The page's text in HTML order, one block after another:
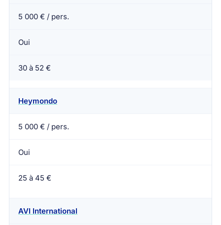
5 000 € / pers.
Oui
30 à 52 €
Heymondo
5 000 € / pers.
Oui
25 à 45 €
AVI International